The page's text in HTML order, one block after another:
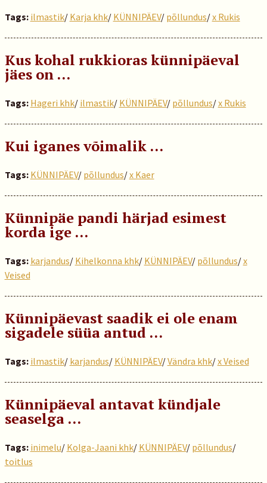
Tags: ilmastik/ Karja khk/ KÜNNIPÄEV/ põllundus/x Rukis
Kus kohal rukkioras künnipäeval
jäes on …
Tags: Hageri khk/ ilmastik/ KÜNNIPÄEV/ põllundus/x Rukis
Kui iganes võimalik …
Tags: KÜNNIPÄEV/ põllundus/x Kaer
Künnipäe pandi härjad esimest
korda ige …
Tags: karjandus/ Kihelkonna khk/ KÜNNIPÄEV/ põllundus/x
Veised
Künnipäevast saadik ei ole enam
sigadele süüa antud ...
Tags: ilmastik/ karjandus/ KÜNNIPÄEV/Vändra khk/x Veised
Künnipäeval antavat kündjale
seaselga …
Tags: inimelu/ Kolga-Jaani khk/ KÜNNIPÄEV/ põllundus/
toitlus